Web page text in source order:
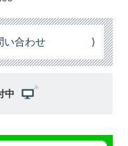
い合わせ ⟩
中